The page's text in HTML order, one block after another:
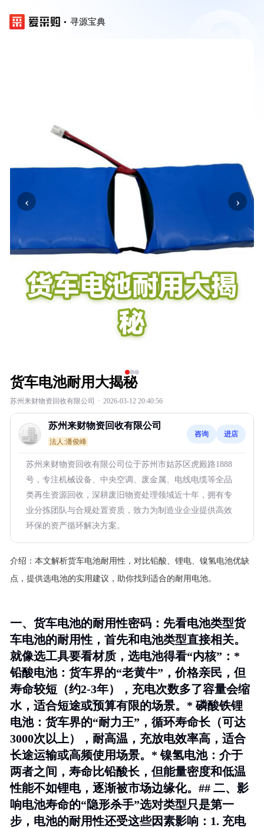
寻源宝典
‹ ›
货车电池耐用大揭秘
苏州来财物资回收有限公司 · 2026-03-12 20:40:56
苏州来财物资回收有限公司
法人:潘俊峰
咨询 进店
苏州来财物资回收有限公司位于苏州市姑苏区虎殿路1888
号，专注机械设备、中央空调、废金属、电线电缆等全品
类再生资源回收，深耕废旧物资处理领域近十年，拥有专
业分拣团队与合规处置资质，致力为制造业企业提供高效
环保的资产循环解决方案。
介绍： 本文解析货车电池耐用性，对比铅酸、锂电、镍氢电池优缺
点，提供选电池的实用建议，助你找到适合的耐用电池。
一、货车电池的耐用性密码：先看电池类型货
车电池的耐用性，首先和电池类型直接相关。
就像选工具要看材质，选电池得看“内核”：*
铅酸电池：货车界的“老黄牛”，价格亲民，但
寿命较短（约2-3年），充电次数多了容量会缩
水，适合短途或预算有限的场景。* 磷酸铁锂
电池：货车界的“耐力王”，循环寿命长（可达
3000次以上），耐高温，充放电效率高，适合
长途运输或高频使用场景。* 镍氢电池：介于
两者之间，寿命比铅酸长，但能量密度和低温
性能不如锂电，逐渐被市场边缘化。## 二、影
响电池寿命的“隐形杀手”选对类型只是第一
步，电池的耐用性还受这些因素影响：1. 充电